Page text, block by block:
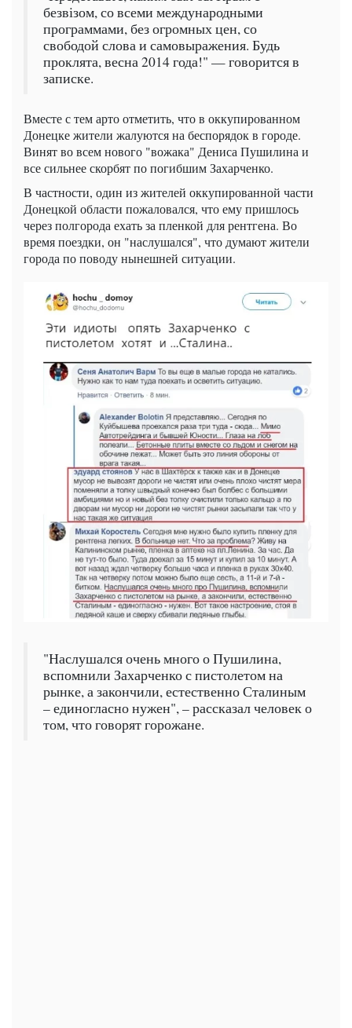
безвізом, со всеми международными
программами, без огромных цен, со
свободой слова и самовыражения. Будь
проклята, весна 2014 года!" — говорится в
записке.
Вместе с тем арто отметить, что в оккупированном
Донецке жители жалуются на беспорядок в городе.
Винят во всем нового "вожака" Дениса Пушилина и
все сильнее скорбят по погибшим Захарченко.
В частности, один из жителей оккупированной части
Донецкой области пожаловался, что ему пришлось
через полгорода ехать за пленкой для рентгена. Во
время поездки, он "наслушался", что думают жители
города по поводу нынешней ситуации.
"Наслушался очень много о Пушилина,
вспомнили Захарченко с пистолетом на
рынке, а закончили, естественно Сталиным
– единогласно нужен", – рассказал человек о
том, что говорят горожане.